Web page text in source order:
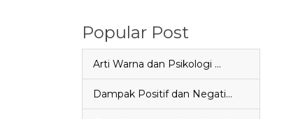
Popular Post
Arti Warna dan Psikologi …
Dampak Positif dan Negati…